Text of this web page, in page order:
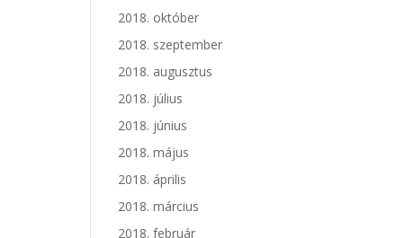
2018. október
2018. szeptember
2018. augusztus
2018. július
2018. június
2018. május
2018. április
2018. március
2018. február